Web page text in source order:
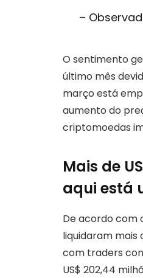
–
O sentimento
último mês
março está
aumento do
criptomoedas
Mais de
aqui está
De acordo com
liquidaram mais
com traders
US$ 202,44